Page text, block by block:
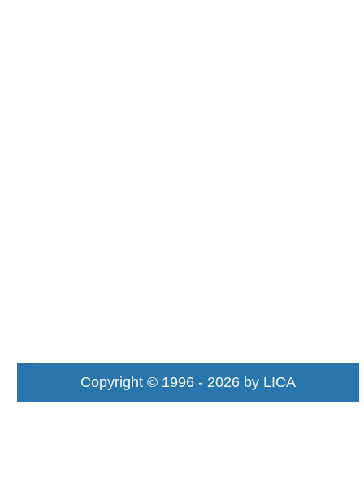
Copyright © 1996 - 2026 by LICA